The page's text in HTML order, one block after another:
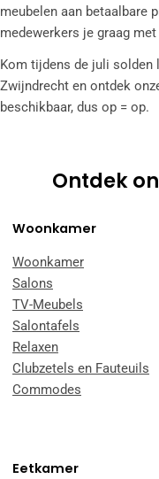
meubelen aan betaalbare
medewerkers je graag
Kom tijdens de juli solden
Zwijndrecht en ontdek
beschikbaar, dus op = op.
Ontdek
Woonkamer
Woonkamer
Salons
TV-Meubels
Salontafels
Relaxen
Clubzetels en Fauteuils
Commodes
Eetkamer